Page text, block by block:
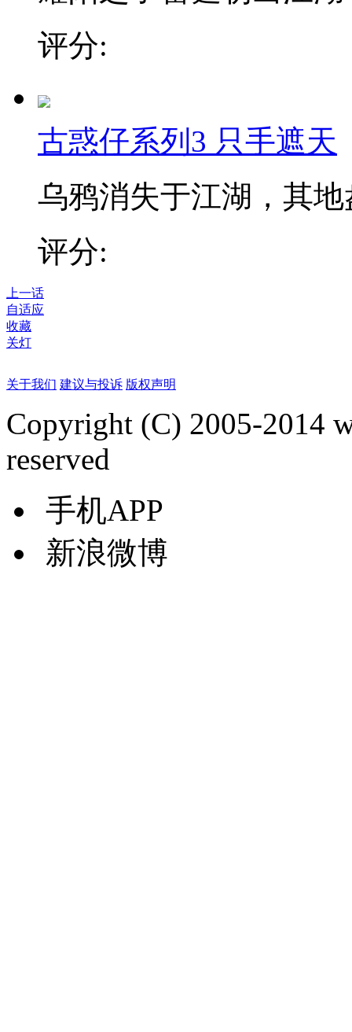
评分:
古惑仔系列3 只手遮天
乌鸦消失于江湖，其
评分:
上一话
自适应
收藏
关灯
关于我们 建议与投诉 版权声明
Copyright (C) 2005-2014
reserved
手机APP
新浪微博